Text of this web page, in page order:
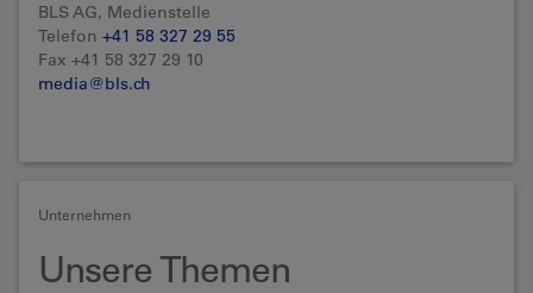
BLS AG, Medienstelle
Telefon +41 58 327 29 55
Fax +41 58 327 29 10
media@bls.ch
Unternehmen
Unsere Themen